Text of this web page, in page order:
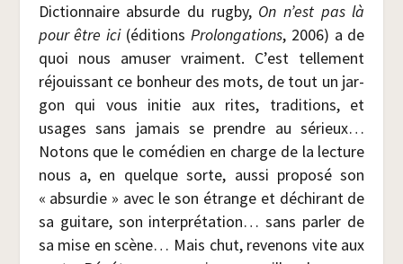
Dic­tion­naire absurde du rug­by, On n’est pas là
pour être ici(édi­tions Pro­lon­ga­tions, 2006) a de
quoi nous amu­ser vrai­ment. C’est tel­le­ment
réjouis­sant ce bon­heur des mots, de tout un jar­
gon qui vous ini­tie aux rites, tra­di­tions, et
usages sans jamais se prendre au sérieux…
Notons que le comé­dien en charge de la lec­ture
nous a, en quelque sorte, aus­si pro­po­sé son
« absur­die » avec le son étrange et déchi­rant de
sa gui­tare, son inter­pré­ta­tion… sans par­ler de
sa mise en scène… Mais chut, reve­nons vite aux